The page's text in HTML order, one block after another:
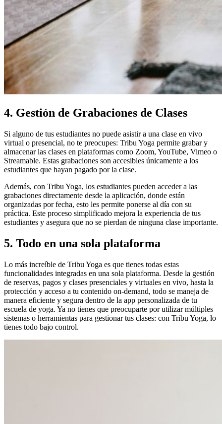
4. Gestión de Grabaciones de Clases
Si alguno de tus estudiantes no puede asistir a una clase en vivo
virtual o presencial, no te preocupes: Tribu Yoga permite grabar y
almacenar las clases en plataformas como Zoom, YouTube, Vimeo o
Streamable. Estas grabaciones son accesibles únicamente a los
estudiantes que hayan pagado por la clase.
Además, con Tribu Yoga, los estudiantes pueden acceder a las
grabaciones directamente desde la aplicación, donde están
organizadas por fecha, esto les permite ponerse al día con su
práctica. Este proceso simplificado mejora la experiencia de tus
estudiantes y asegura que no se pierdan de ninguna clase importante.
5. Todo en una sola plataforma
Lo más increíble de Tribu Yoga es que tienes todas estas
funcionalidades integradas en una sola plataforma. Desde la gestión
de reservas, pagos y clases presenciales y virtuales en vivo, hasta la
protección y acceso a tu contenido on-demand, todo se maneja de
manera eficiente y segura dentro de la app personalizada de tu
escuela de yoga. Ya no tienes que preocuparte por utilizar múltiples
sistemas o herramientas para gestionar tus clases: con Tribu Yoga, lo
tienes todo bajo control.